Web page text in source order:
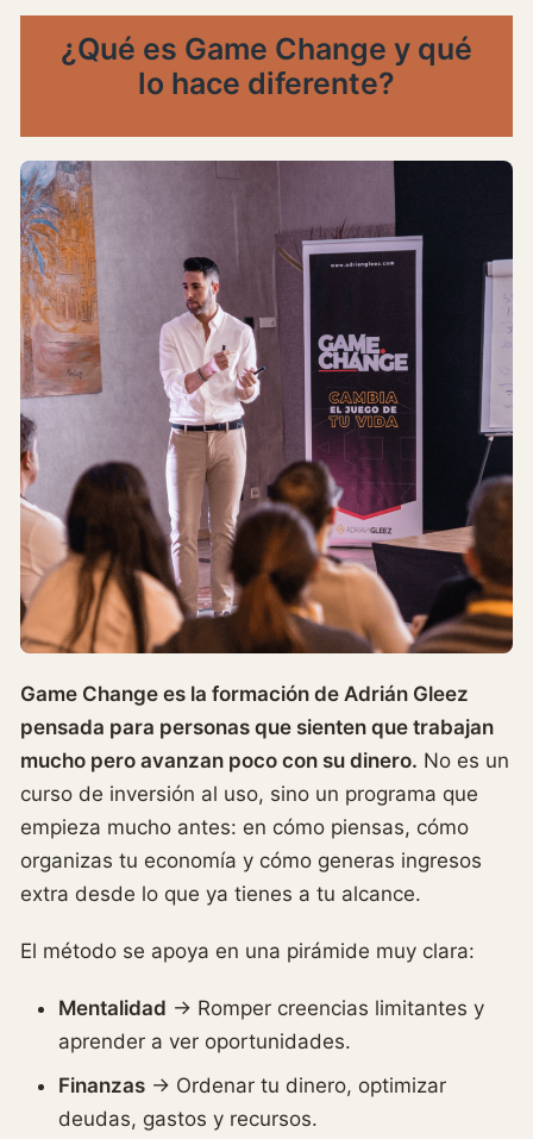
¿Qué es Game Change y qué
lo hace diferente?
Game Change es la formación de Adrián Gleez
pensada para personas que sienten que trabajan
mucho pero avanzan poco con su dinero. No es un
curso de inversión al uso, sino un programa que
empieza mucho antes: en cómo piensas, cómo
organizas tu economía y cómo generas ingresos
extra desde lo que ya tienes a tu alcance.
El método se apoya en una pirámide muy clara:
Mentalidad → Romper creencias limitantes y
aprender a ver oportunidades.
Finanzas → Ordenar tu dinero, optimizar
deudas, gastos y recursos.